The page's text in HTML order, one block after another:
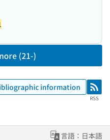
(21-)
information RSS
RSS
言語：日本語